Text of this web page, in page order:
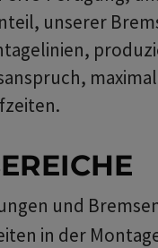
unserer
und
in der